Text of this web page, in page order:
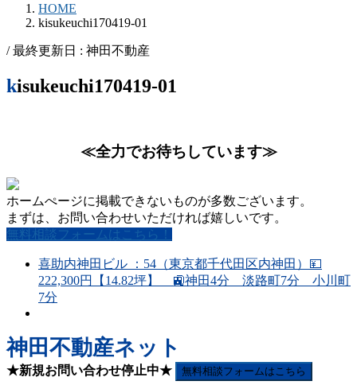
HOME
kisukeuchi170419-01
/ 最終更新日 : 神田不動産
kisukeuchi170419-01
≪全力でお待ちしています≫
ホームぺージに掲載できないものが多数ございます。
まずは、お問い合わせいただければ嬉しいです。
無料相談フォームはこちら！
喜助内神田ビル ：54（東京都千代田区内神田）💴
222,300円【14.82坪】 🚉神田4分 淡路町7分 小川町
7分
神田不動産ネット
★新規お問い合わせ停止中★ 無料相談フォームはこちら